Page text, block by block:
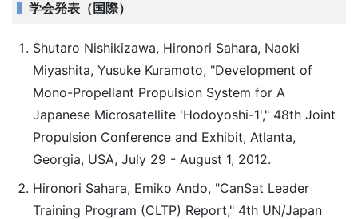
学会発表（国際）
Shutaro Nishikizawa, Hironori Sahara, Naoki
Miyashita, Yusuke Kuramoto, "Development of
Mono-Propellant Propulsion System for A
Japanese Microsatellite 'Hodoyoshi-1'," 48th Joint
Propulsion Conference and Exhibit, Atlanta,
Georgia, USA, July 29 - August 1, 2012.
Hironori Sahara, Emiko Ando, "CanSat Leader
Training Program (CLTP) Report," 4th UN/Japan